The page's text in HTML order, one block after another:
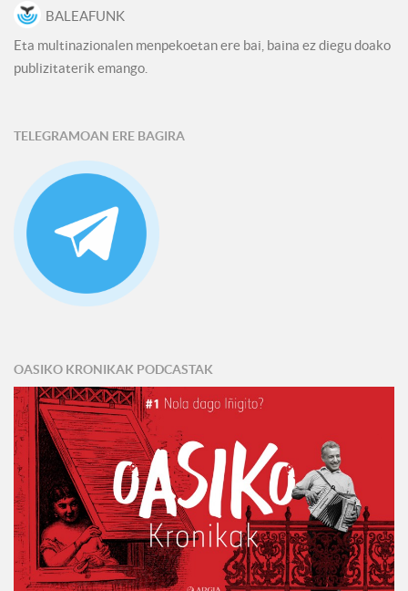
BALEAFUNK
Eta multinazionalen menpekoetan ere bai, baina ez diegu doako
publizitaterik emango.
TELEGRAMOAN ERE BAGIRA
OASIKO KRONIKAK PODCASTAK